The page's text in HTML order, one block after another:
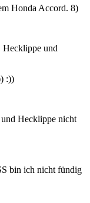
Honda Accord. 8)
Hecklippe und
:))
Hecklippe nicht
bin ich nicht fündig